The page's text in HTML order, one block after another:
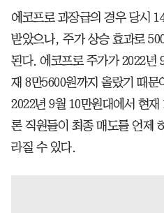
에코프로 과장급의 경우 당시
받았으나, 주가 상승 효과로
된다. 에코프로 주가가 2022년
재 8만5600원까지 올랐기 때
2022년 9월 10만원대에서 현
론 직원들이 최종 매도를 언제
라질 수 있다.